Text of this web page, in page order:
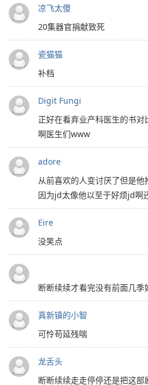
凉飞太傻
20集器官捐献致死
瓷猫猫
补档
Digit Fungi
正好在看弃业产科医生的书
啊医生们www
adore
从前喜欢的人变讨厌了但是
因为jd太像他以至于好烦jd啊
Eire
没笑点
断断续续才看完没有前面几季
真新镇的小智
可怜苟延残喘
龙舌头
断断续续走走停停还是把这